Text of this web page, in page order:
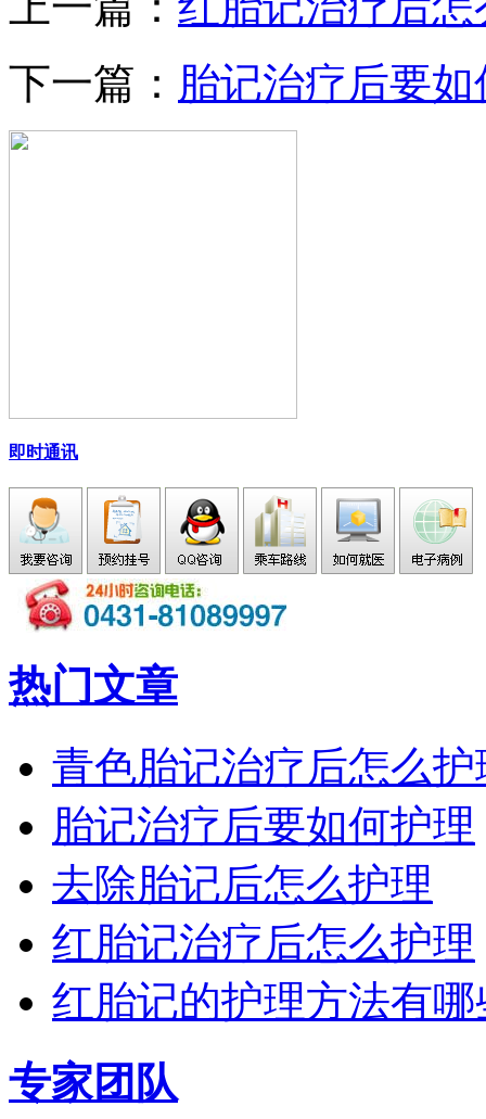
下一篇： 胎记治疗后要
即时通讯
热门文章
青色胎记治疗后怎么护
胎记治疗后要如何护理
去除胎记后怎么护理
红胎记治疗后怎么护理
红胎记的护理方法有哪
专家团队